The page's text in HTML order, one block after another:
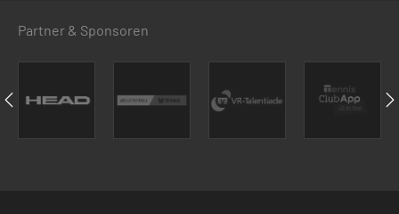
Partner & Sponsoren